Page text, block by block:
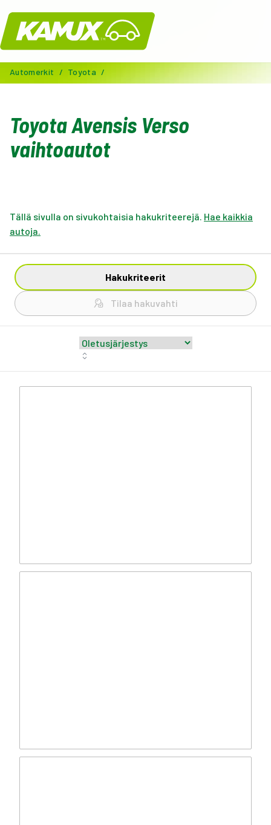
Kamux
Automerkit / Toyota /
Toyota Avensis Verso
vaihtoautot
Tällä sivulla on sivukohtaisia hakukriteerejä. Hae kaikkia
autoja.
Hakukriteerit
Tilaa hakuvahti